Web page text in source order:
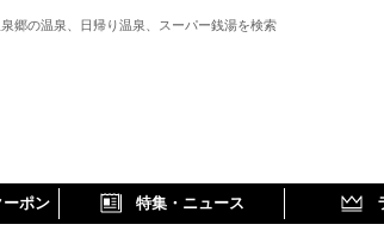
郷の温泉、日帰り温泉、スーパー銭湯を検索
ーポン 特集・ニュース